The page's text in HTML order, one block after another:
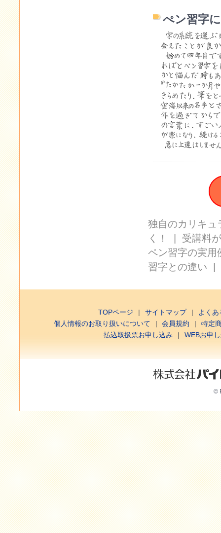
ぺン習字
独自のカリキュ
く！
受講料
ペン習字の実用
習字との違い
TOPページ サイトマップ
よく
個人情報のお取り扱いについて
会員規約
特定
払込取扱票お申し込み
WEBお申
©